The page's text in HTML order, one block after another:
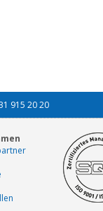
915 20 20